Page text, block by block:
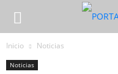
Inicio Noticias
Noticias